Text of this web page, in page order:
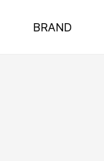
BRAND